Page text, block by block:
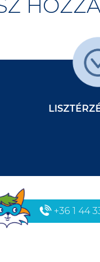
+36 1 44